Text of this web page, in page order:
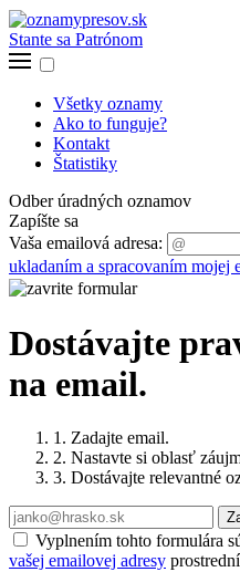
Stante sa Patrónom
Všetky oznamy
Ako to funguje?
Kontakt
Štatistiky
Odber úradných oznamov
Zapíšte sa
Vaša emailová adresa:
ukladaním a spracovaním mojej
Dostávajte
na email.
1. Zadajte email.
2. Nastavte si oblasť
3. Dostávajte relevantné
Vyplnením tohto formulára
vašej emailovej adresy